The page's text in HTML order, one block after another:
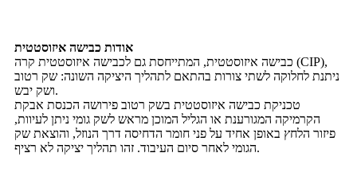
אודות כבישה איזוסטטית
כבישה איזוסטטית, המתייחסת גם לכבישה איזוסטטית קרה (CIP),
ניתנת לחלוקה לשתי צורות בהתאם לתהליך היציקה השונה: שק רטוב
ושק יבש.
טכניקת כבישה איזוסטטית בשק רטוב פירושה הכנסת אבקת
הקרמיקה המגורענת או הגליל המוכן מראש לשק גומי ניתן לעיוות,
פיזור הלחץ באופן אחיד על פני חומר הדחיסה דרך הנוזל, והוצאת שק
הגומי לאחר סיום העיבוד. זהו תהליך יציקה לא רציף.